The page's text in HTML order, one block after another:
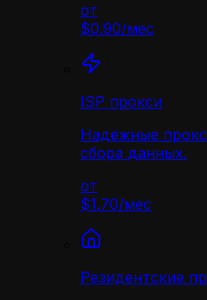
от
$0.90/мес
ISP прокси
Надёжные
сбора данных.
от
$1.70/мес
Резидентские